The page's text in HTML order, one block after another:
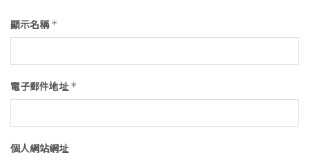
顯示名稱*
電子郵件地址*
個人網站網址